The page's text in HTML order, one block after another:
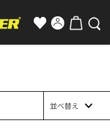
並べ替え